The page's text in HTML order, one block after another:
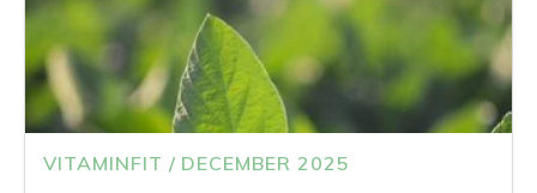
VITAMINFIT / DECEMBER 2025